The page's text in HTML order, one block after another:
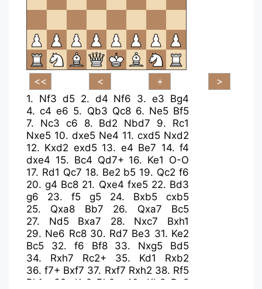
1. Nf3 d5 2. d4 Nf6 3.e3 Bg4
4.c4 e6 5. Qb3 Qc8 6. Ne5 Bf5
7. Nc3 c6 8. Bd2 Nbd7 9. Rc1
Nxe5 10. dxe5 Ne4 11. cxd5 Nxd2
12. Kxd2 exd5 13. e4 Be7 14.f4
dxe4 15. Bc4 Qd7+ 16. Ke1 O-O
17. Rd1 Qc7 18. Be2 b5 19. Qc2 f6
20.g4 Bc8 21. Qxe4 fxe5 22. Bd3
g6
23. f5 g5 24. Bxb5
cxb5
25. Qxa8 Bb7 26. Qxa7
Bc5
27. Nd5 Bxa7 28. Nxc7
Bxh1
29. Ne6 Rc8 30. Rd7 Be3 31. Ke2
Bc5
32. f6 Bf8 33. Nxg5
Bd5
34. Rxh7 Rc2+ 35. Kd1
Rxb2
36.f7+ Bxf7 37. Rxf7 Rxh2 38. Rf5
Rh1+
39. Kc2 Rh2+ 40. Kb3 Rg2